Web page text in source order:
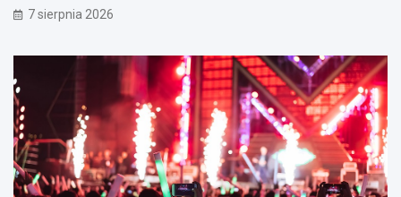
7 sierpnia 2026